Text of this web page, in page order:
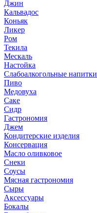
Джин
Кальвадос
Коньяк
Ликер
Ром
Текила
Мескаль
Настойка
Слабоалкогольные напитки
Пиво
Медовуха
Саке
Сидр
Гастрономия
Джем
Кондитерские изделия
Консервация
Масло оливковое
Снеки
Соусы
Мясная гастрономия
Сыры
Аксессуары
Бокалы